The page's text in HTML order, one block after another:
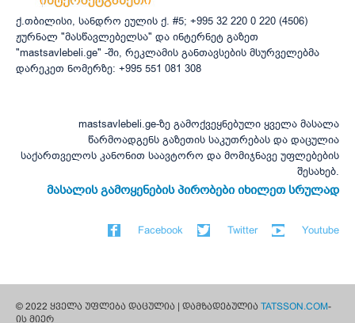
ქ.თბილისი, სანდრო ეულის ქ. #5; +995 32 220 0 220 (4506)
ჟურნალ "მასწავლებელსა" და ინტერნეტ გაზეთ
"mastsavlebeli.ge" -ში, რეკლამის განთავსების მსურველებმა
დარეკეთ ნომერზე: +995 551 081 308
mastsavlebeli.ge-ზე გამოქვეყნებული ყველა მასალა
წარმოადგენს გაზეთის საკუთრებას და დაცულია
საქართველოს კანონით საავტორო და მომიჯნავე უფლებების
შესახებ.
მასალის გამოყენების პირობები იხილეთ სრულად
Facebook Twitter Youtube
© 2022 ყველა უფლება დაცულია | დამზადებულია TATSSON.COM-
ის მიერ